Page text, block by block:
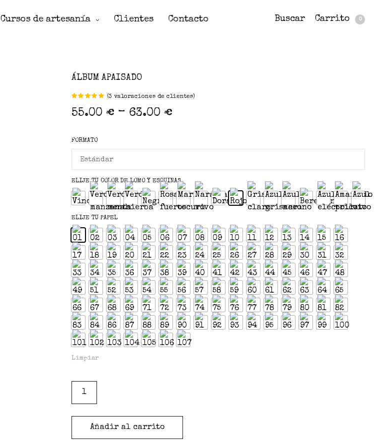
Cursos de artesanía Clientes Contacto Buscar Carrito 0
ÁLBUM APAISADO
Valorado
basado
de
clientes
(3 valoraciones de clientes)
55.00 € – 63.00 €
FORMATO
ELIJE TU COLOR DE LOMO Y ESQUINAS
ELIJE TU PAPEL
Limpiar
Añadir al carrito